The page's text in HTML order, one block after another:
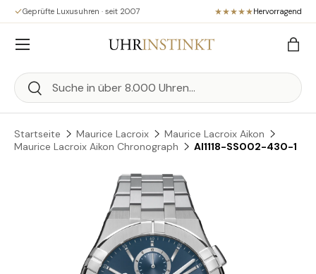
Direkt zum Inhalt
Geprüfte Luxusuhren · seit 2007 Hervorragend
Suchen
Suchen
Menü
Startseite Maurice Lacroix
Maurice Lacroix Aikon
Maurice Lacroix Aikon Chronograph
AI1118-SS002-430-1
Zu Produktinformationen springen